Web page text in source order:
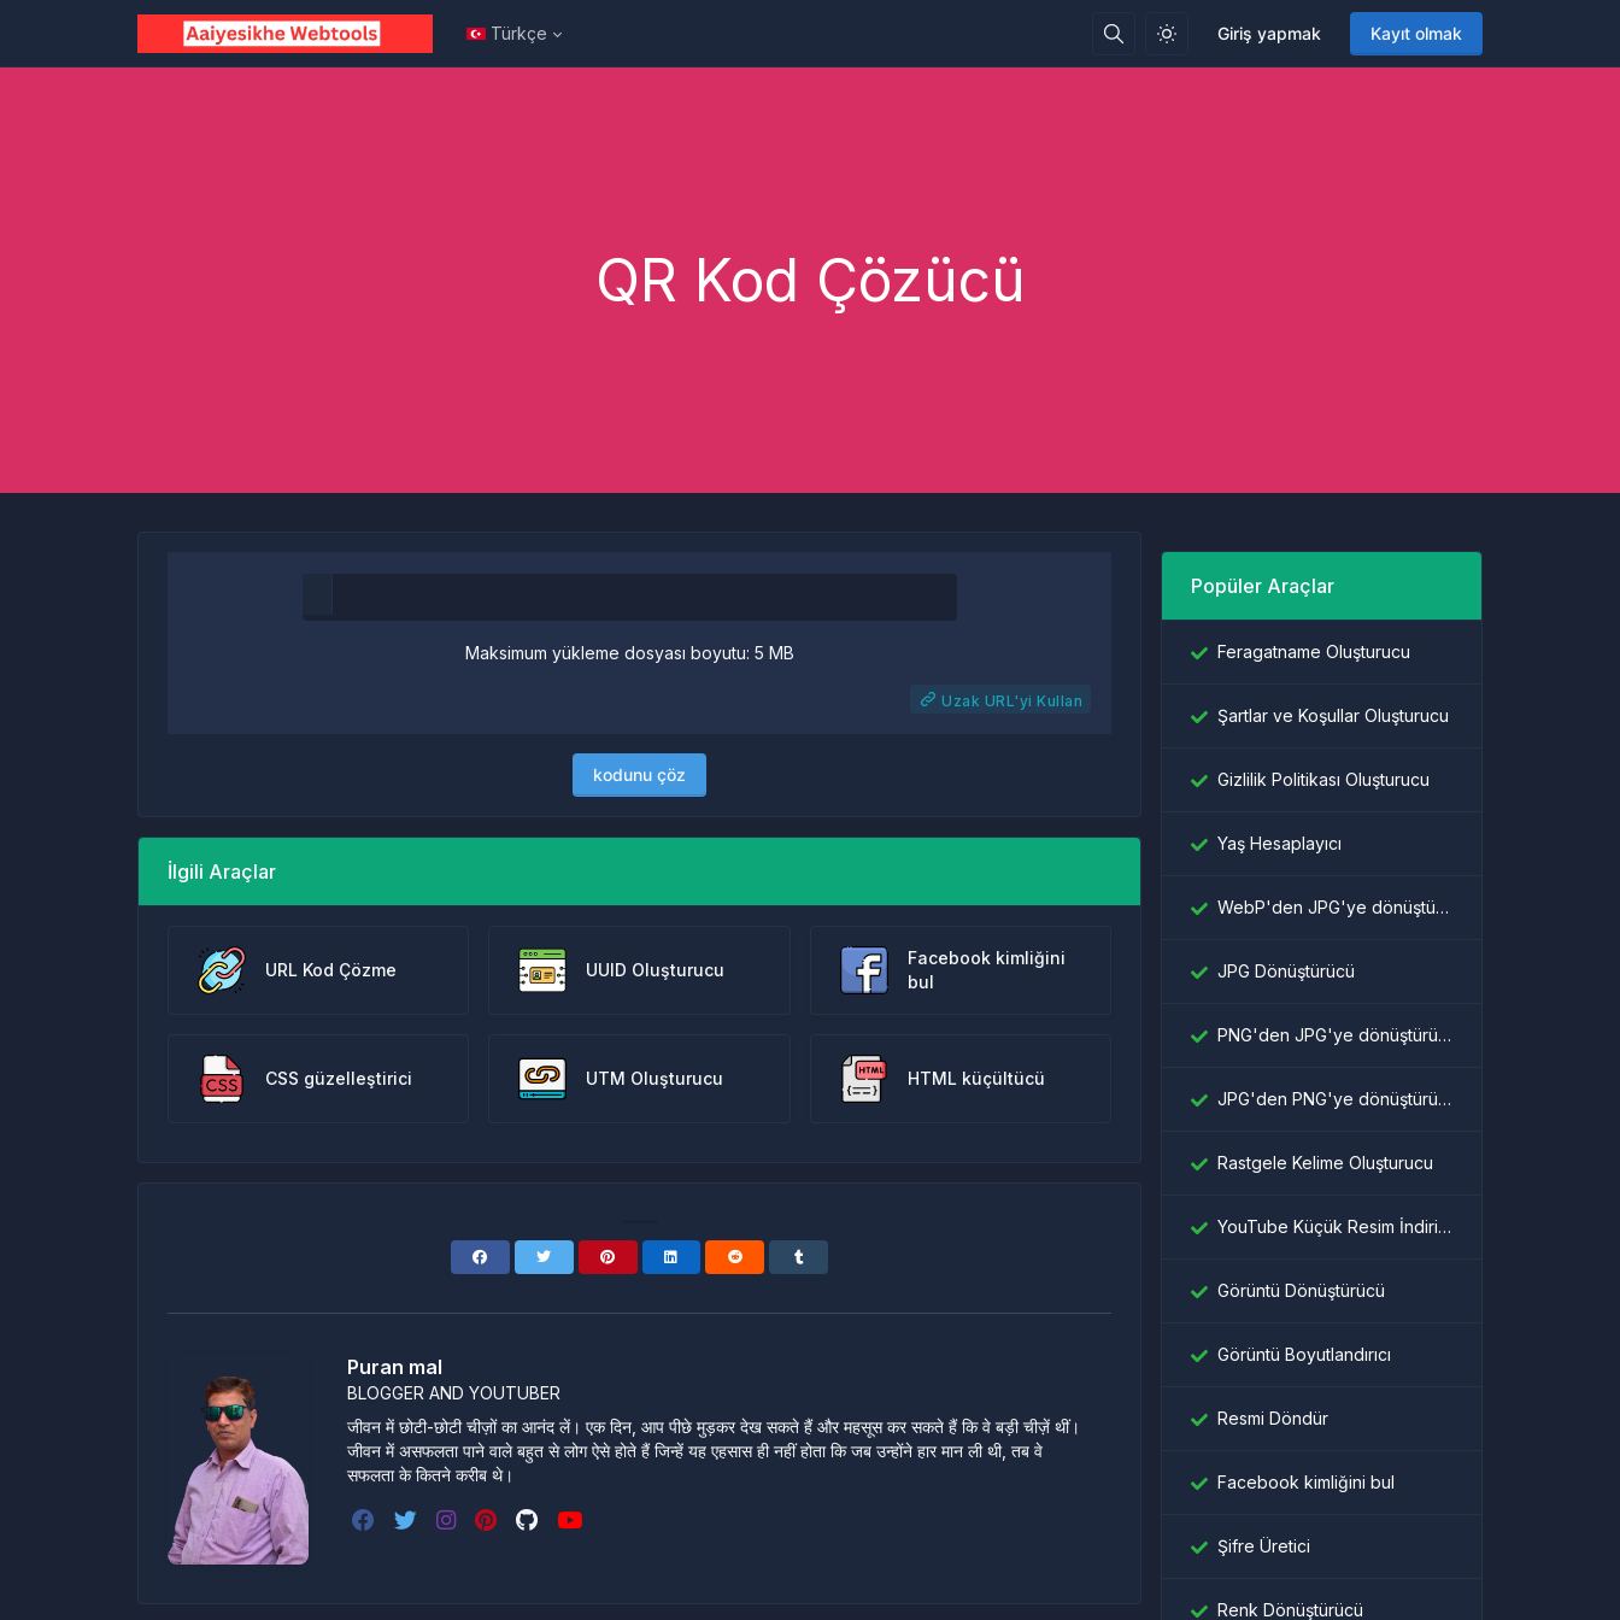
Giriş yapmak Kayıt olmak
Türkçe
QR Kod Çözücü
Maksimum yükleme dosyası boyutu: 5 MB
Uzak URL'yi Kullan
kodunu çöz
İlgili Araçlar
URL Kod Çözme UUID Oluşturucu
Facebook kimliğini
bul
CSS güzelleştirici UTM Oluşturucu HTML küçültücü
Puran mal
BLOGGER AND YOUTUBER
जीवन में छोटी-छोटी चीज़ों का आनंद लें। एक दिन, आप पीछे मुड़कर देख सकते हैं और महसूस कर सकते हैं कि वे बड़ी चीज़ें थीं।
जीवन में असफलता पाने वाले बहुत से लोग ऐसे होते हैं जिन्हें यह एहसास ही नहीं होता कि जब उन्होंने हार मान ली थी, तब वे
सफलता के कितने करीब थे।
Popüler Araçlar
Feragatname Oluşturucu
Şartlar ve Koşullar Oluşturucu
Gizlilik Politikası Oluşturucu
Yaş Hesaplayıcı
WebP'den JPG'ye dönüştürücü
JPG Dönüştürücü
PNG'den JPG'ye dönüştürücü
JPG'den PNG'ye dönüştürücü
Rastgele Kelime Oluşturucu
YouTube Küçük Resim İndiricisi
Görüntü Dönüştürücü
Görüntü Boyutlandırıcı
Resmi Döndür
Facebook kimliğini bul
Şifre Üretici
Renk Dönüştürücü